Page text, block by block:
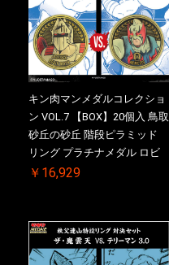
キン肉マンメダルコレクショ
ン VOL.7 【BOX】20個入 鳥取
砂丘の砂丘 階段ピラミッド
リング プラチナメダル ロビ
ンマスク VS.ネメシス 【初回
2026/10/30 一斉出荷予定
￥16,929